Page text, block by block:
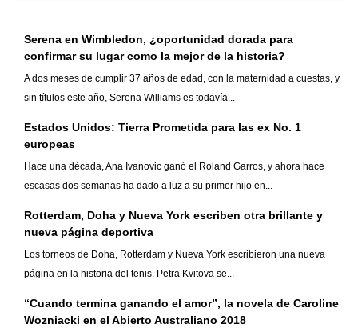
Serena en Wimbledon, ¿oportunidad dorada para
confirmar su lugar como la mejor de la historia?
A dos meses de cumplir 37 años de edad, con la maternidad a cuestas, y
sin títulos este año, Serena Williams es todavía...
Estados Unidos: Tierra Prometida para las ex No. 1
europeas
Hace una década, Ana Ivanovic ganó el Roland Garros, y ahora hace
escasas dos semanas ha dado a luz a su primer hijo en...
Rotterdam, Doha y Nueva York escriben otra brillante y
nueva página deportiva
Los torneos de Doha, Rotterdam y Nueva York escribieron una nueva
página en la historia del tenis. Petra Kvitova se...
“Cuando termina ganando el amor”, la novela de Caroline
Wozniacki en el Abierto Australiano 2018